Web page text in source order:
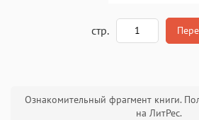
стр.
Ознакомительный фрагмент книги.
на ЛитРес.